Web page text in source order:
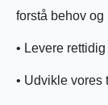
forstå behov
• Levere
• Udvikle vores